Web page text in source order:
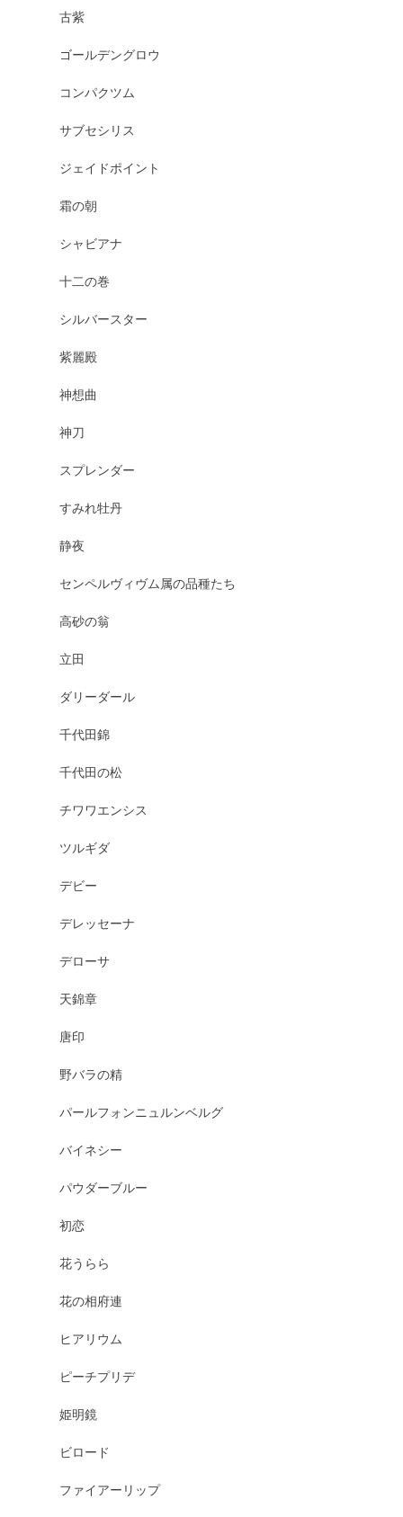
古紫
ゴールデングロウ
コンパクツム
サブセシリス
ジェイドポイント
霜の朝
シャビアナ
十二の巻
シルバースター
紫麗殿
神想曲
神刀
スプレンダー
すみれ牡丹
静夜
センペルヴィヴム属の品種たち
高砂の翁
立田
ダリーダール
千代田錦
千代田の松
チワワエンシス
ツルギダ
デビー
デレッセーナ
デローサ
天錦章
唐印
野バラの精
パールフォンニュルンベルグ
バイネシー
パウダーブルー
初恋
花うらら
花の相府連
ヒアリウム
ピーチプリデ
姫明鏡
ビロード
ファイアーリップ